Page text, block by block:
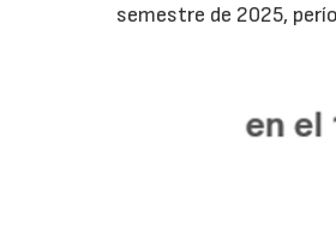
semestre de 2025,